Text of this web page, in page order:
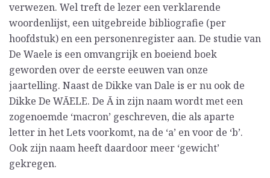
verwezen. Wel treft de lezer een verklarende
woordenlijst, een uitgebreide bibliografie (per
hoofdstuk) en een personenregister aan. De studie van
De Waele is een omvangrijk en boeiend boek
geworden over de eerste eeuwen van onze
jaartelling. Naast de Dikke van Dale is er nu ook de
Dikke De WĀELE. De Ā in zijn naam wordt met een
zogenoemde ‘macron’ geschreven, die als aparte
letter in het Lets voorkomt, na de ‘a’ en voor de ‘b’.
Ook zijn naam heeft daardoor meer ‘gewicht’
gekregen.